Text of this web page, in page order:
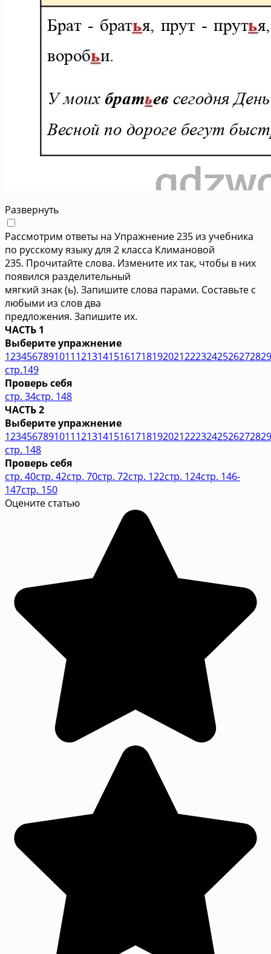
Развернуть
Рассмотрим ответы на Упражнение 235 из учебника
по русскому языку для 2 класса Климановой
235. Прочитайте слова. Измените их так, чтобы в них
появился разделительный
мягкий знак (ь). Запишите слова парами. Составьте с
любыми из слов два
предложения. Запишите их.
ЧАСТЬ 1
Выберите упражнение
1234567891011121314151617181920212223242526272829
стр.149
Проверь себя
стр. 34стр. 148
ЧАСТЬ 2
Выберите упражнение
1234567891011121314151617181920212223242526272829
стр. 148
Проверь себя
стр. 40стр. 42стр. 70стр. 72стр. 122стр. 124стр. 146-
147стр. 150
Оцените статью